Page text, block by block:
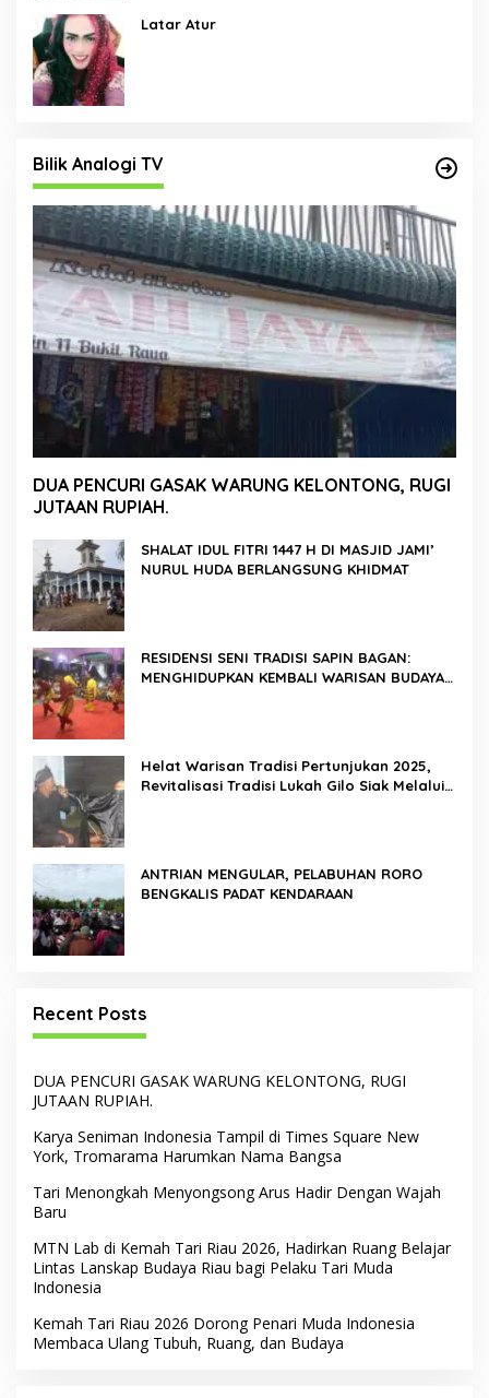
Latar Atur
Bilik Analogi TV
DUA PENCURI GASAK WARUNG KELONTONG, RUGI
JUTAAN RUPIAH.
SHALAT IDUL FITRI 1447 H DI MASJID JAMI’
NURUL HUDA BERLANGSUNG KHIDMAT
RESIDENSI SENI TRADISI SAPIN BAGAN:
MENGHIDUPKAN KEMBALI WARISAN BUDAYA
Helat Warisan Tradisi Pertunjukan 2025,
Revitalisasi Tradisi Lukah Gilo Siak Melalui
ANTRIAN MENGULAR, PELABUHAN RORO
BENGKALIS PADAT KENDARAAN
Recent Posts
DUA PENCURI GASAK WARUNG KELONTONG, RUGI
JUTAAN RUPIAH.
Karya Seniman Indonesia Tampil di Times Square New
York, Tromarama Harumkan Nama Bangsa
Tari Menongkah Menyongsong Arus Hadir Dengan Wajah
Baru
MTN Lab di Kemah Tari Riau 2026, Hadirkan Ruang Belajar
Lintas Lanskap Budaya Riau bagi Pelaku Tari Muda
Indonesia
Kemah Tari Riau 2026 Dorong Penari Muda Indonesia
Membaca Ulang Tubuh, Ruang, dan Budaya